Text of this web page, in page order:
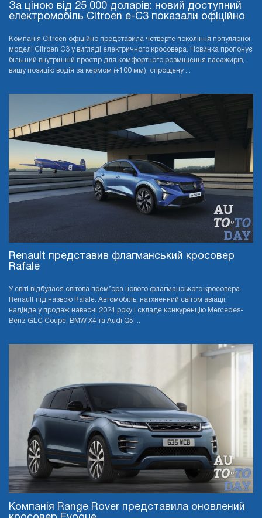
За ціною від 25 000 доларів: новий доступний
електромобіль Citroen e-C3 показали офіційно
Компанія Citroen офіційно представила четверте покоління популярної
моделі Citroen C3 у вигляді електричного кросовера. Новинка пропонує
більший внутрішній простір для комфортного розміщення пасажирів,
вищу позицію водія за кермом (+100 мм), спрощену ...
Renault представив флагманський кросовер
Rafale
У світі відбулася світова прем’єра нового флагманського кросовера
Renault під назвою Rafale. Автомобіль, натхненний світом авіації,
надійде у продаж навесні 2024 року і складе конкуренцію Mercedes-
Benz GLC Coupe, BMW X4 та Audi Q5 ...
Компанія Range Rover представила оновлений